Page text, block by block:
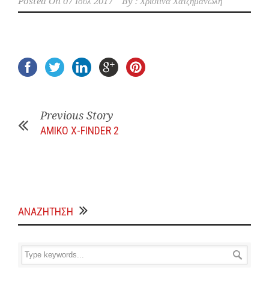
Previous Story
AMIKO X-FINDER 2
ΑΝΑΖΗΤΗΣΗ